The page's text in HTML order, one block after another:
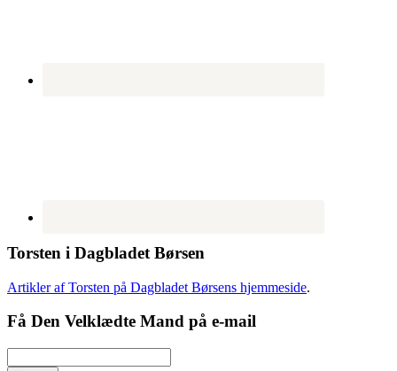
Torsten i Dagbladet Børsen
Artikler af Torsten på Dagbladet Børsens hjemmeside.
Få Den Velklædte Mand på e-mail